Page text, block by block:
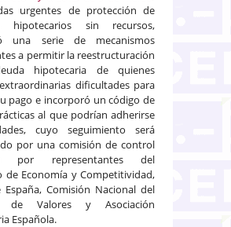
urgentes de protección de
hipotecarios sin recursos,
una serie de mecanismos
a permitir la reestructuración
hipotecaria de quienes
dificultades para
pago e incorporó un código de
al que podrían adherirse
cuyo seguimiento será
por una comisión de control
por representantes del
de Economía y Competitividad,
España, Comisión Nacional del
de Valores y Asociación
Española.